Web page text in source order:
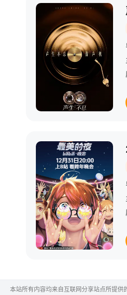
本站所有内容均来自互联网分享站点所提供